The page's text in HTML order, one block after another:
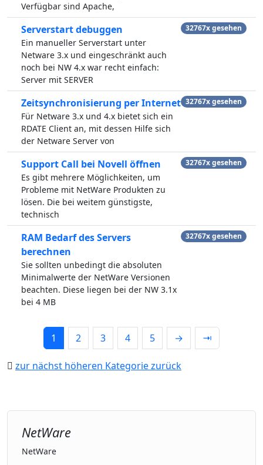
Verfügbar sind Apache,
Serverstart debuggen
Ein manueller Serverstart unter
Netware 3.x und eingeschränkt auch
noch bei NW 4.x war recht einfach:
Server mit SERVER
32767x gesehen
Zeitsynchronisierung per Internet
Für Netware 3.x und 4.x bietet sich ein
RDATE Client an, mit dessen Hilfe sich
der Netware Server von
32767x gesehen
Support Call bei Novell öffnen
Es gibt mehrere Möglichkeiten, um
Probleme mit NetWare Produkten zu
lösen. Die bei weitem günstigste,
technisch
32767x gesehen
RAM Bedarf des Servers
berechnen
Sie sollten unbedingt die absoluten
Minimalwerte der NetWare Versionen
beachten. Diese liegen bei der NW 3.1x
bei 4 MB
32767x gesehen
1 2 3 4 5 → ⇥
zur nächst höheren Kategorie zurück
NetWare
NetWare